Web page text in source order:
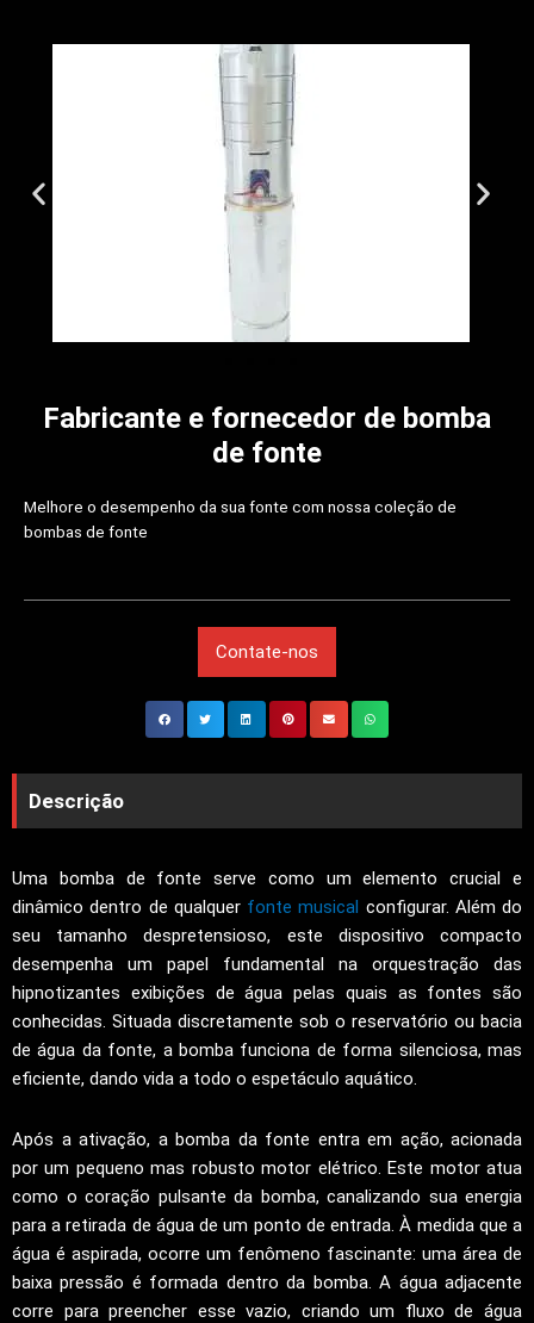
Fabricante e fornecedor de bomba
de fonte
Melhore o desempenho da sua fonte com nossa coleção de
bombas de fonte
Contate-nos
Descrição
Uma bomba de fonte serve como um elemento crucial e
dinâmico dentro de qualquer fonte musical configurar. Além do
seu tamanho despretensioso, este dispositivo compacto
desempenha um papel fundamental na orquestração das
hipnotizantes exibições de água pelas quais as fontes são
conhecidas. Situada discretamente sob o reservatório ou bacia
de água da fonte, a bomba funciona de forma silenciosa, mas
eficiente, dando vida a todo o espetáculo aquático.
Após a ativação, a bomba da fonte entra em ação, acionada
por um pequeno mas robusto motor elétrico. Este motor atua
como o coração pulsante da bomba, canalizando sua energia
para a retirada de água de um ponto de entrada. À medida que a
água é aspirada, ocorre um fenômeno fascinante: uma área de
baixa pressão é formada dentro da bomba. A água adjacente
corre para preencher esse vazio, criando um fluxo de água